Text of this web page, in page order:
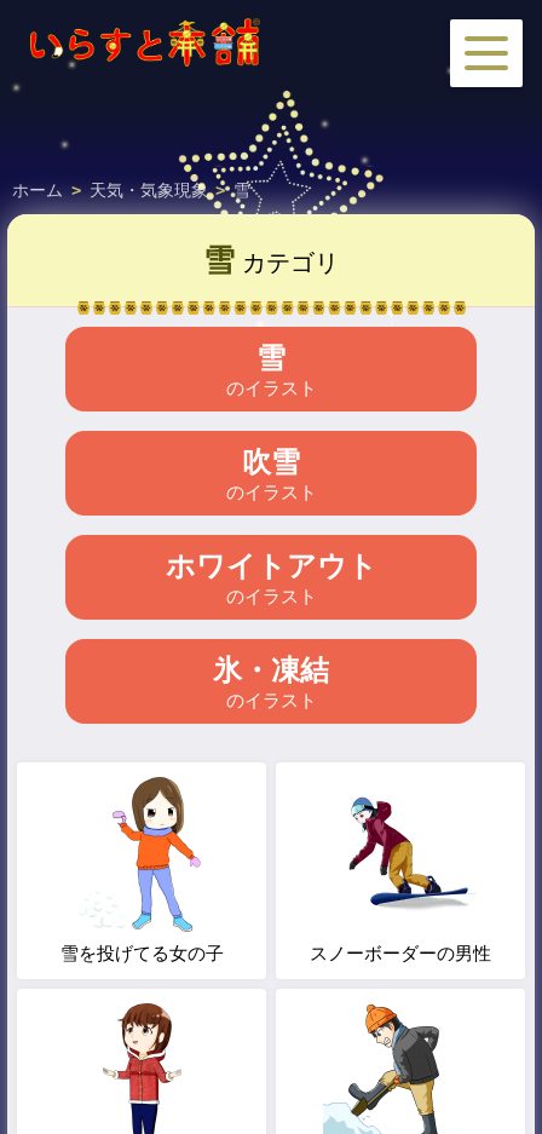
ホーム > 天気・気象現象 > 雪
雪 カテゴリ
雪
のイラスト
吹雪
のイラスト
ホワイトアウト
のイラスト
氷・凍結
のイラスト
雪を投げてる女の子 スノーボーダーの男性